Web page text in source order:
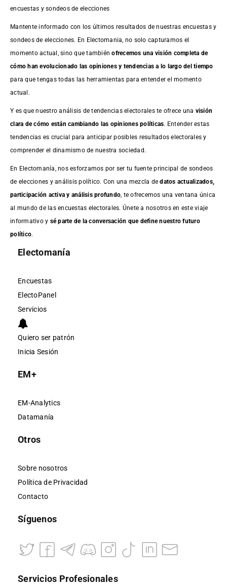
encuestas y sondeos de elecciones
Mantente informado con los últimos resultados de nuestras encuestasy
sondeos de elecciones. En Electomania, no solo capturamos el
momento actual, sino que tambiénofrecemos una visión completa de
cómo han evolucionado las opiniones y tendencias a lo largo del tiempo
para que tengas todas las herramientas para entender el momento
actual.
Y es que nuestro análisis de tendencias electorales te ofrece una visión
clara de cómo están cambiando las opiniones políticas. Entender estas
tendencias es crucial para anticipar posibles resultados electorales y
comprender el dinamismo de nuestra sociedad.
En Electomanía, nos esforzamos por ser tu fuente principal de sondeos
de elecciones y análisis político. Con una mezcla dedatos actualizados,
participación activa y análisis profundo , te ofrecemos una ventana única
al mundo de las encuestas electorales. Únete a nosotros en este viaje
informativo y sé parte de la conversación que define nuestro futuro
político.
Electomanía
Encuestas
ElectoPanel
Servicios
Quiero ser patrón
Inicia Sesión
EM+
EM-Analytics
Datamanía
Otros
Sobre nosotros
Política de Privacidad
Contacto
Síguenos
Servicios Profesionales